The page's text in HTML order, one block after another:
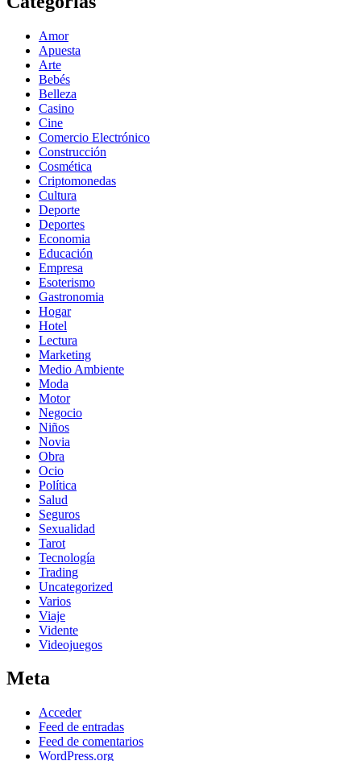
Amor
Apuesta
Arte
Bebés
Belleza
Casino
Cine
Comercio Electrónico
Construcción
Cosmética
Criptomonedas
Cultura
Deporte
Deportes
Economia
Educación
Empresa
Esoterismo
Gastronomia
Hogar
Hotel
Lectura
Marketing
Medio Ambiente
Moda
Motor
Negocio
Niños
Novia
Obra
Ocio
Política
Salud
Seguros
Sexualidad
Tarot
Tecnología
Trading
Uncategorized
Varios
Viaje
Vidente
Videojuegos
Meta
Acceder
Feed de entradas
Feed de comentarios
WordPress.org